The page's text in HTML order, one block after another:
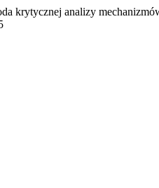
krytycznej analizy